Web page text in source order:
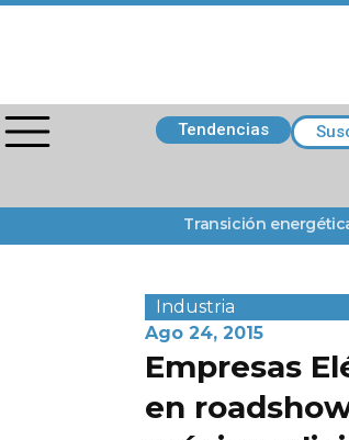
Tendencias
Transición
Industria
Ago 24, 2015
Empresas
en